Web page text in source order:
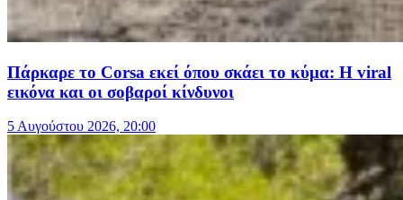
Πάρκαρε το Corsa εκεί όπου σκάει το κύμα: Η viral
εικόνα και οι σοβαροί κίνδυνοι
5 Αυγούστου 2026, 20:00